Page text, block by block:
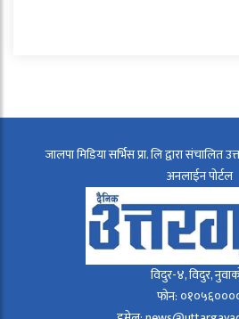
जालपा मिडिया सर्भिस प्रा. लि द्वारा
अनलाईन पोर्टल
विदुर-४, विदुर,
फोन: